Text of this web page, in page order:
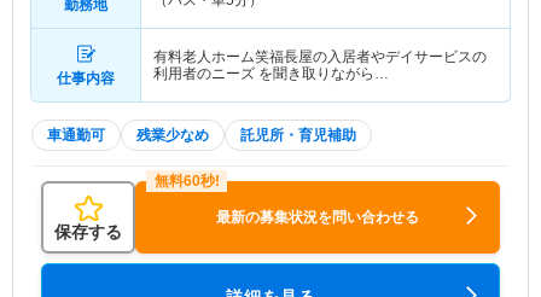
勤務地
仕事内容
有料老人ホーム笑福長屋の入居者やデイサービスの
利用者のニーズ を聞き取りながら…
車通勤可 残業少なめ 託児所・育児補助
保存する
最新の募集状況を問い合わせる